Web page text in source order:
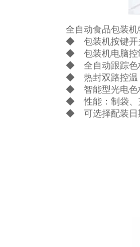
全自动食品包装
◆ 包装机按键开
◆ 包装机电脑控
◆ 全自动跟踪色
◆ 热封双路控温
◆ 智能型光电色
◆ 性能：制袋、
◆ 可选择配装日